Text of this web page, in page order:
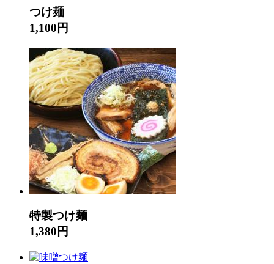
つけ麺
1,100円
特製つけ麺
1,380円